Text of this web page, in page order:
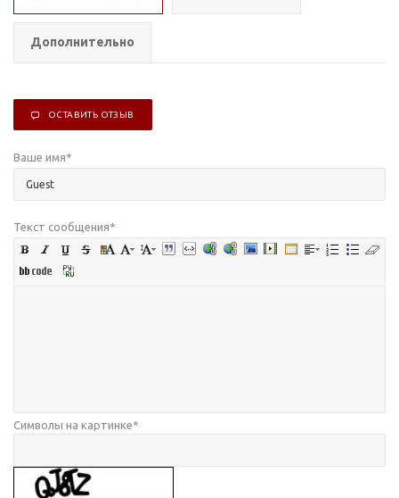
Дополнительно
ОСТАВИТЬ ОТЗЫВ
Ваше имя*
Текст сообщения*
Символы на картинке*